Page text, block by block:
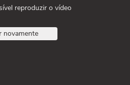
reproduzir o vídeo
novamente